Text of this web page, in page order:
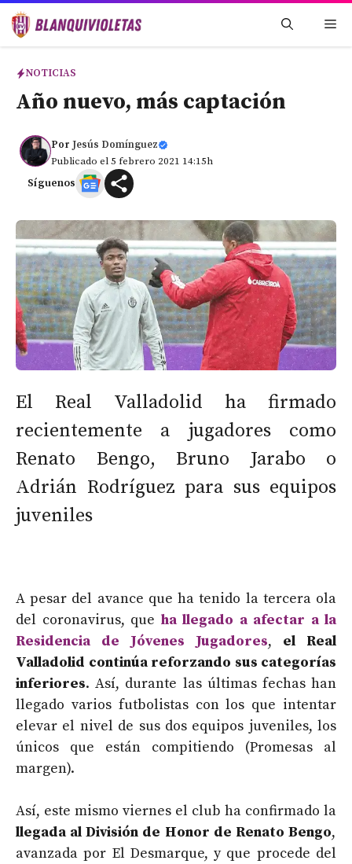
Saltar
NOTICIAS
Año nuevo, más captación
Por Jesús Domínguez
Publicado el 5 febrero 2021 14:15h
Síguenos
El Real Valladolid ha firmado
recientemente a jugadores como
Renato Bengo, Bruno Jarabo o
Adrián Rodríguez para sus equipos
juveniles
A pesar del avance que ha tenido la tercera ola
del coronavirus, que ha llegado a afectar a la
Residencia de Jóvenes Jugadores, el Real
Valladolid continúa reforzando sus categorías
inferiores. Así, durante las últimas fechas han
llegado varios futbolistas con los que intentar
elevar el nivel de sus dos equipos juveniles, los
únicos que están compitiendo (Promesas al
margen).
Así, este mismo viernes el club ha confirmado la
llegada al División de Honor de Renato Bengo,
avanzada por El Desmarque, y que procede del